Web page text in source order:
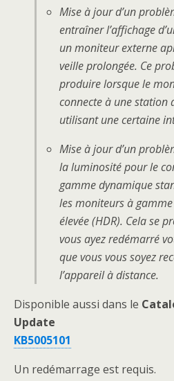
Mise à jour d’un
entraîner l’affichage
un moniteur externe
veille prolongée. Ce
produire lorsque le
connecte à une station
utilisant une certaine
Mise à jour d’un
la luminosité pour le
gamme dynamique
les moniteurs à
élevée (HDR). Cela se
vous ayez redémarré
que vous vous soyez
l’appareil à distance.
Disponible aussi dans le
Update
KB5005101
Un redémarrage est requis.